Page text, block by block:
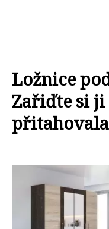
Ložnice
Zařiďte si ji